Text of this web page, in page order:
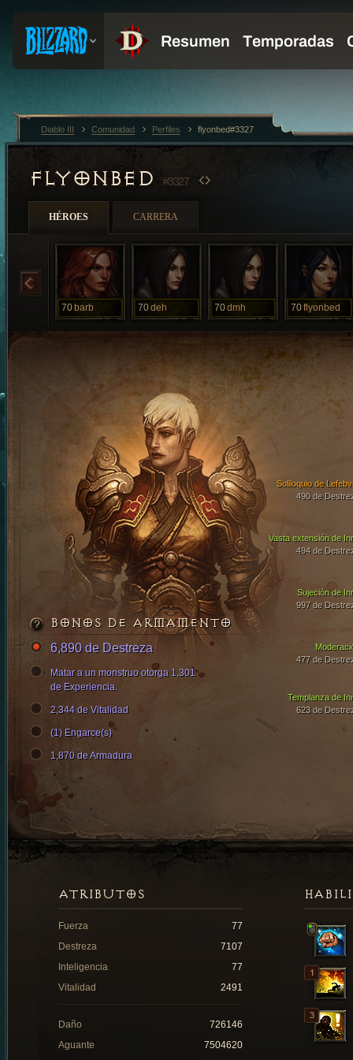
FLYONBED #3327
HÉROES CARRERA
70 barb 70deh 70dmh 70flyonbed
Vasta extensión de
494 de
Sujeción de
997 de
Soliloquio de
490 de
Templanza de
623 de
477 de
BONOS DE ARMAMENTO
6,890 de Destreza
Matar a un monstruo otorga 1,301
de Experiencia.
2,344 de Vitalidad
(1) Engarce(s)
1,870 de Armadura
ATRIBUTOS
Fuerza
77
Destreza
7107
Inteligencia
77
Vitalidad
2491
Daño
726146
Aguante
7504620
Diablo III Comunidad Perfiles flyonbed#3327